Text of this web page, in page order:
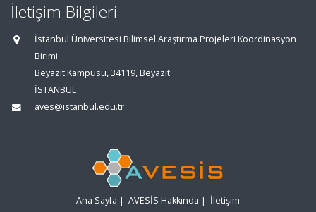
İletişim Bilgileri
İstanbul Üniversitesi Bilimsel Araştırma Projeleri Koordinasyon
Birimi
Beyazıt Kampüsü, 34119, Beyazıt
İSTANBUL
aves@istanbul.edu.tr
Ana Sayfa | AVESİS Hakkında | İletişim